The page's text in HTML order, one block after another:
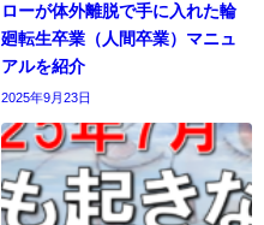
ローが体外離脱で手に入れた輪
廻転生卒業（人間卒業）マニュ
アルを紹介
2025年9月23日